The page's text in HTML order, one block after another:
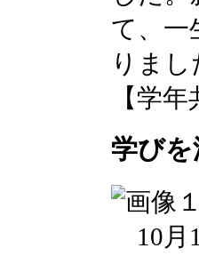
て、一
りまし
【学
学び
10月